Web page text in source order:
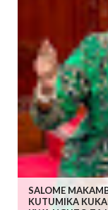
SALOME
KUTUMIKA